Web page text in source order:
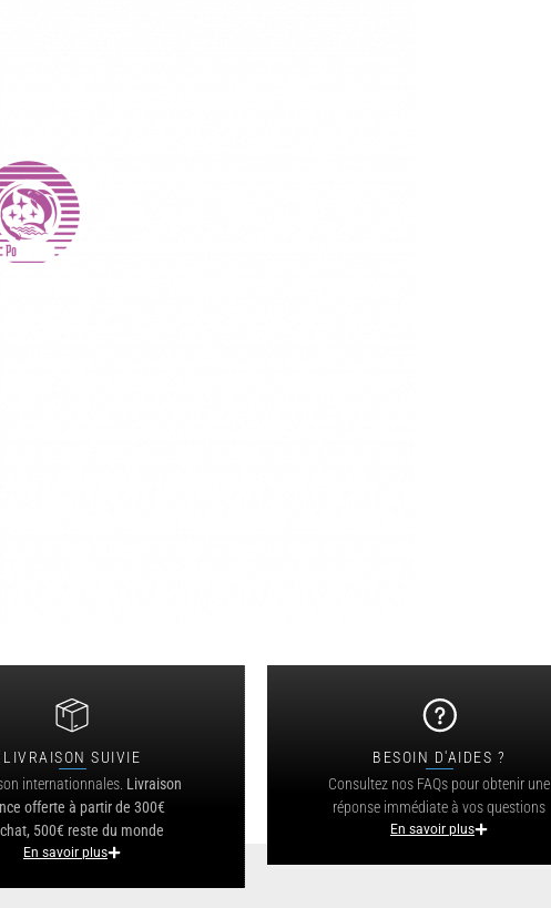
LIVRAISON SUIVIE
internationnales. Livraison
offerte à partir de 300€
500€ reste du monde
En savoir plus
BESOIN D'AIDES ?
Consultez nos FAQs pour obtenir une
réponse immédiate à vos questions
En savoir plus